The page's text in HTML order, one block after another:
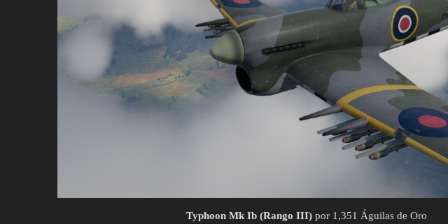
Typhoon Mk Ib (Rango III) por 1,351 Águilas de Oro